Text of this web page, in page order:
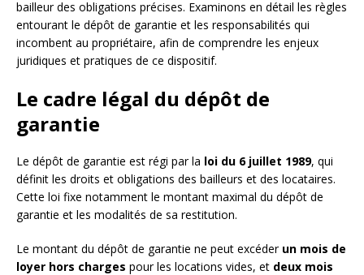
bailleur des obligations précises. Examinons en détail les règles
entourant le dépôt de garantie et les responsabilités qui
incombent au propriétaire, afin de comprendre les enjeux
juridiques et pratiques de ce dispositif.
Le cadre légal du dépôt de
garantie
Le dépôt de garantie est régi par la loi du 6 juillet 1989, qui
définit les droits et obligations des bailleurs et des locataires.
Cette loi fixe notamment le montant maximal du dépôt de
garantie et les modalités de sa restitution.
Le montant du dépôt de garantie ne peut excéder un mois de
loyer hors charges pour les locations vides, et deux mois